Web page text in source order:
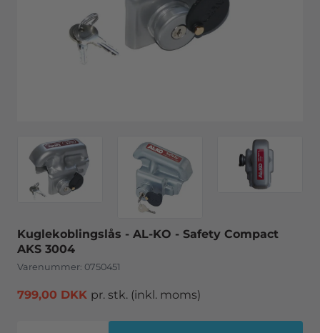
Kuglekoblingslås - AL-KO - Safety Compact
AKS 3004
Varenummer: 0750451
799,00 DKK pr. stk. (inkl. moms)